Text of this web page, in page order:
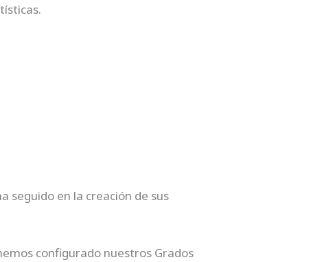
seguido en la creación de sus
configurado nuestros Grados